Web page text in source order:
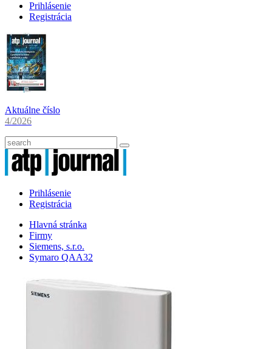
Prihlásenie
Registrácia
Aktuálne číslo
4/2026
Prihlásenie
Registrácia
Hlavná stránka
Firmy
Siemens, s.r.o.
Symaro QAA32